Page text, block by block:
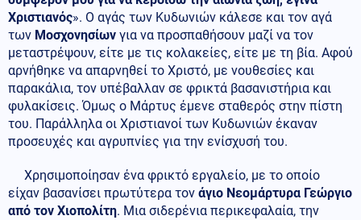
Χριστιανός». Ο αγάς των Κυδωνιών κάλεσε και τον αγά
των Μοσχονησίων για να προσπαθήσουν μαζί να τον
μεταστρέψουν, είτε με τις κολακείες, είτε με τη βία. Αφού
αρνήθηκε να απαρνηθεί το Χριστό, με νουθεσίες και
παρακάλια, τον υπέβαλλαν σε φρικτά βασανιστήρια και
φυλακίσεις. Όμως ο Μάρτυς έμενε σταθερός στην πίστη
του. Παράλληλα οι Χριστιανοί των Κυδωνιών έκαναν
προσευχές και αγρυπνίες για την ενίσχυσή του.
Χρησιμοποίησαν ένα φρικτό εργαλείο, με το οποίο
είχαν βασανίσει πρωτύτερα τον άγιο Νεομάρτυρα Γεώργιο
από τον Χιοπολίτη. Μια σιδερένια περικεφαλαία, την